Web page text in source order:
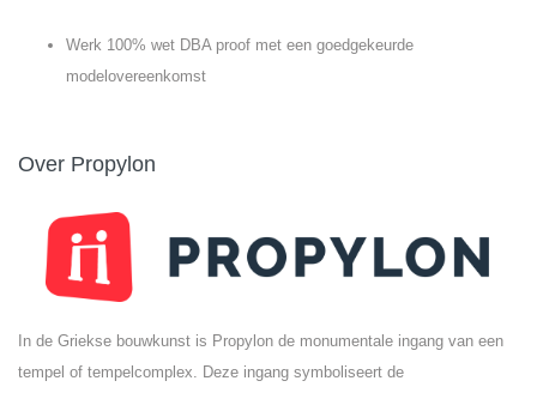
Werk 100% wet DBA proof met een goedgekeurde
modelovereenkomst
Over Propylon
In de Griekse bouwkunst is Propylon de monumentale ingang van een
tempel of tempelcomplex. Deze ingang symboliseert de